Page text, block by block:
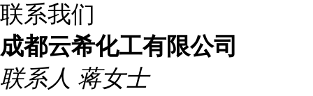
联系我们
成都云希化工有限公司
联系人 蒋女士